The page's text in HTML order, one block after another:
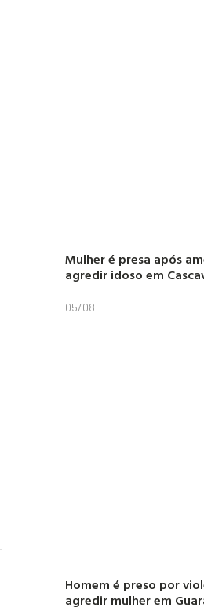
Mulher é presa após
agredir idoso em
05/08
Homem é preso por
agredir mulher em